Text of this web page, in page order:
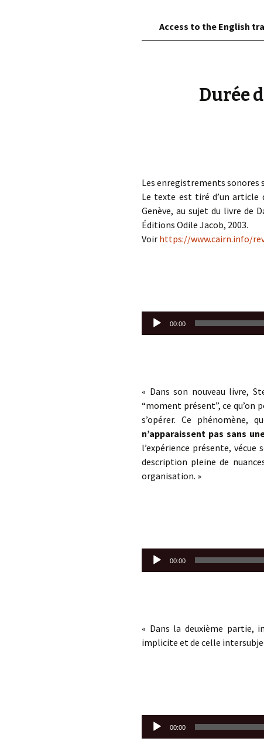
Access to the English
Durée
Les enregistrements sonores
Le texte est tiré d’un article
Genève, au sujet du livre de
Éditions Odile Jacob, 2003.
Voir https://www.cairn.info/
Lecteur
audio
00:00
« Dans son nouveau livre,
“moment présent”, ce qu’on
s’opérer. Ce phénomène,
n’apparaissent pas sans
l’expérience présente,
description pleine de
organisation. »
Lecteur
audio
00:00
« Dans la deuxième partie,
implicite et de celle
Lecteur
audio
00:00